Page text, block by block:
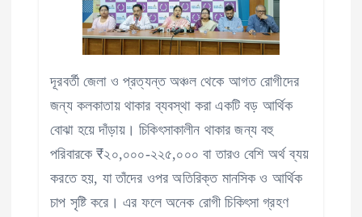
দূরবর্তী জেলা ও প্রত্যন্ত অঞ্চল থেকে আগত রোগীদের
জন্য কলকাতায় থাকার ব্যবস্থা করা একটি বড় আর্থিক
বোঝা হয়ে দাঁড়ায়। চিকিৎসাকালীন থাকার জন্য বহু
পরিবারকে ₹২০,০০০-২২৫,০০০ বা তারও বেশি অর্থ ব্যয়
করতে হয়, যা তাঁদের ওপর অতিরিক্ত মানসিক ও আর্থিক
চাপ সৃষ্টি করে। এর ফলে অনেক রোগী চিকিৎসা গ্রহণ